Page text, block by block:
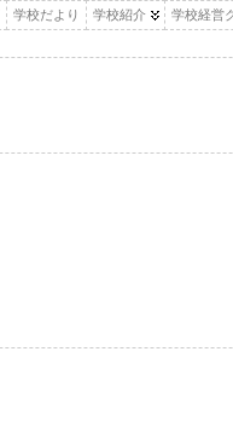
学校だより 学校紹介 学校経営